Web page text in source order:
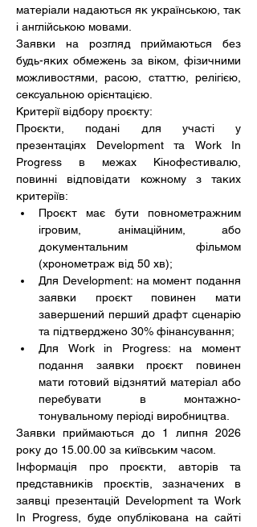
матеріали надаються як українською, так
і англійською мовами.
Заявки на розгляд приймаються без
будь-яких обмежень за віком, фізичними
можливостями, расою, статтю, релігією,
сексуальною орієнтацією.
Критерії відбору проєкту:
Проєкти, подані для участі у
презентаціях Development та Work In
Progress в межах Кінофестивалю,
повинні відповідати кожному з таких
критеріїв:
Проєкт має бути повнометражним
ігровим, анімаційним, або
документальним фільмом
(хронометраж від 50 хв);
Для Development: на момент подання
заявки проєкт повинен мати
завершений перший драфт сценарію
та підтверджено 30% фінансування;
Для Work in Progress: на момент
подання заявки проєкт повинен
мати готовий відзнятий матеріал або
перебувати в монтажно-
тонувальному періоді виробництва.
Заявки приймаються до 1 липня 2026
року до 15.00.00 за київським часом.
Інформація про проєкти, авторів та
представників проєктів, зазначених в
заявці презентацій Development та Work